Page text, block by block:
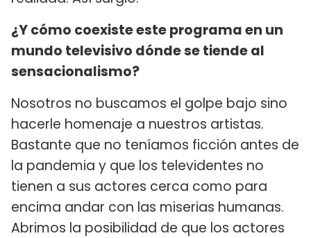
¿Y cómo coexiste este programa en un
mundo televisivo dónde se tiende al
sensacionalismo?
Nosotros no buscamos el golpe bajo sino
hacerle homenaje a nuestros artistas.
Bastante que no teníamos ficción antes de
la pandemia y que los televidentes no
tienen a sus actores cerca como para
encima andar con las miserias humanas.
Abrimos la posibilidad de que los actores